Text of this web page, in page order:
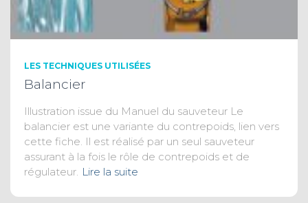
LES TECHNIQUES UTILISÉES
Balancier
Illustration issue du Manuel du sauveteur Le
balancier est une variante du contrepoids, lien vers
cette fiche. Il est réalisé par un seul sauveteur
assurant à la fois le rôle de contrepoids et de
régulateur. Lire la suite